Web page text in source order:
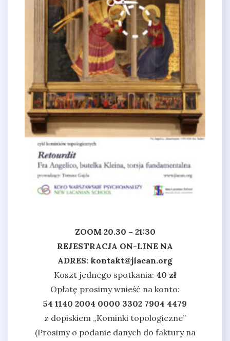
ZOOM 20.30 – 21:30
REJESTRACJA ON-LINE NA
ADRES: kontakt@jlacan.org
Koszt jednego spotkania: 40 zł
Opłatę prosimy wnieść na konto:
54 1140 2004 0000 3302 7904 4479
z dopiskiem „Kominki topologiczne”
(Prosimy o podanie danych do faktury na